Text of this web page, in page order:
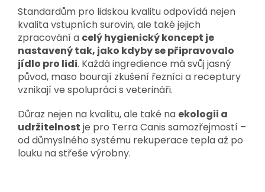
Standardům pro lidskou kvalitu odpovídá nejen
kvalita vstupních surovin, ale také jejich
zpracování a celý hygienický koncept je
nastavený tak, jako kdyby se připravovalo
jídlo pro lidi. Každá ingredience má svůj jasný
původ, maso bourají zkušení řezníci a receptury
vznikají ve spolupráci s veterináři.
Důraz nejen na kvalitu, ale také na ekologii a
udržitelnost je pro Terra Canis samozřejmostí –
od důmyslného systému rekuperace tepla až po
louku na střeše výrobny.